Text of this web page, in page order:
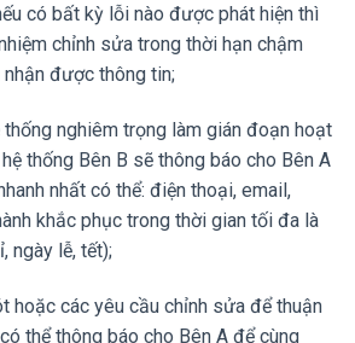
có bất kỳ lỗi nào được phát hiện thì
chỉnh sửa trong thời hạn chậm
được thông tin;
nghiêm trọng làm gián đoạn hoạt
thống Bên B sẽ thông báo cho Bên A
nhất có thể: điện thoại, email,
khắc phục trong thời gian tối đa là
ngày lễ, tết);
các yêu cầu chỉnh sửa để thuận
thể thông báo cho Bên A để cùng